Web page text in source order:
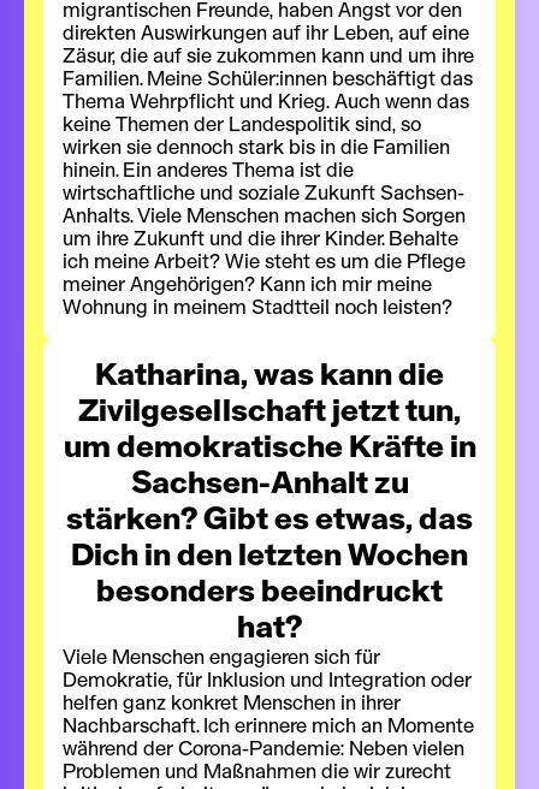
migrantischen Freunde, haben Angst vor den
direkten Auswirkungen auf ihr Leben, auf eine
Zäsur, die auf sie zukommen kann und um ihre
Familien. Meine Schüler:innen beschäftigt das
Thema Wehrpflicht und Krieg. Auch wenn das
keine Themen der Landespolitik sind, so
wirken sie dennoch stark bis in die Familien
hinein. Ein anderes Thema ist die
wirtschaftliche und soziale Zukunft Sachsen-
Anhalts. Viele Menschen machen sich Sorgen
um ihre Zukunft und die ihrer Kinder. Behalte
ich meine Arbeit? Wie steht es um die Pflege
meiner Angehörigen? Kann ich mir meine
Wohnung in meinem Stadtteil noch leisten?
Katharina, was kann die
Zivilgesellschaft jetzt tun,
um demokratische Kräfte in
Sachsen-Anhalt zu
stärken? Gibt es etwas, das
Dich in den letzten Wochen
besonders beeindruckt
hat?
Viele Menschen engagieren sich für
Demokratie, für Inklusion und Integration oder
helfen ganz konkret Menschen in ihrer
Nachbarschaft. Ich erinnere mich an Momente
während der Corona-Pandemie: Neben vielen
Problemen und Maßnahmen die wir zurecht